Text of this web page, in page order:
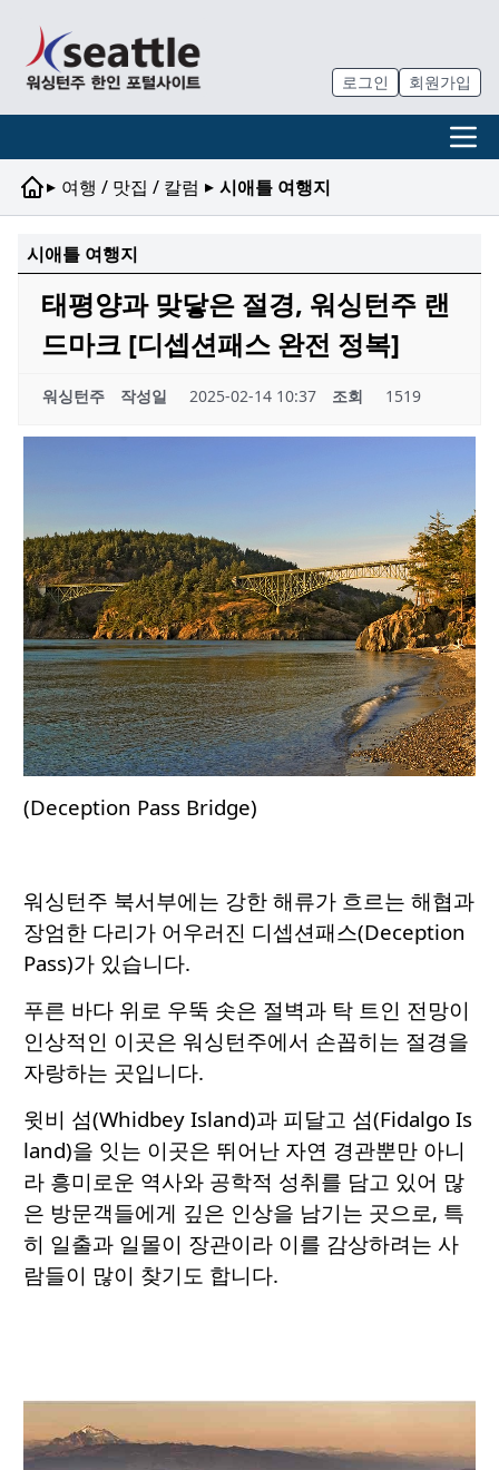
로그인 회원가입
▸ 여행 / 맛집 / 칼럼 ▸ 시애틀 여행지
시애틀 여행지
태평양과 맞닿은 절경, 워싱턴주 랜
드마크 [디셉션패스 완전 정복]
워싱턴주 작성일 2025-02-14 10:37 조회 1519
(Deception Pass Bridge)
워싱턴주 북서부에는 강한 해류가 흐르는 해협과
장엄한 다리가 어우러진 디셉션패스(Deception
Pass)가 있습니다.
푸른 바다 위로 우뚝 솟은 절벽과 탁 트인 전망이
인상적인 이곳은 워싱턴주에서 손꼽히는 절경을
자랑하는 곳입니다.
윗비 섬(Whidbey Island)과 피달고 섬(Fidalgo Is
land)을 잇는 이곳은 뛰어난 자연 경관뿐만 아니
라 흥미로운 역사와 공학적 성취를 담고 있어 많
은 방문객들에게 깊은 인상을 남기는 곳으로, 특
히 일출과 일몰이 장관이라 이를 감상하려는 사
람들이 많이 찾기도 합니다.